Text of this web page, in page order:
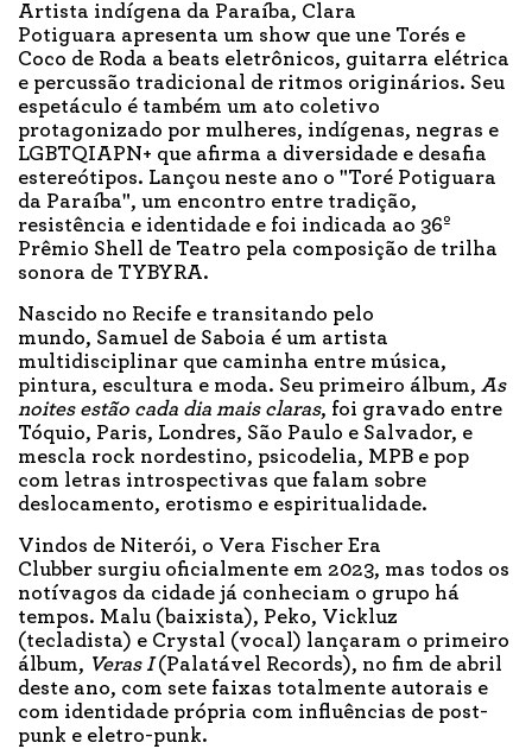
Artista indígena da Paraíba, Clara
Potiguara apresenta um show que une Torés e
Coco de Roda a beats eletrônicos, guitarra elétrica
e percussão tradicional de ritmos originários. Seu
espetáculo é também um ato coletivo
protagonizado por mulheres, indígenas, negras e
LGBTQIAPN+ que afirma a diversidade e desafia
estereótipos. Lançou neste ano o "Toré Potiguara
da Paraíba", um encontro entre tradição,
resistência e identidade e foi indicada ao 36º
Prêmio Shell de Teatro pela composição de trilha
sonora de TYBYRA.
Nascido no Recife e transitando pelo
mundo, Samuel de Saboia é um artista
multidisciplinar que caminha entre música,
pintura, escultura e moda. Seu primeiro álbum, As
noites estão cada dia mais claras, foi gravado entre
Tóquio, Paris, Londres, São Paulo e Salvador, e
mescla rock nordestino, psicodelia, MPB e pop
com letras introspectivas que falam sobre
deslocamento, erotismo e espiritualidade.
Vindos de Niterói, o Vera Fischer Era
Clubber surgiu oficialmente em 2023, mas todos os
notívagos da cidade já conheciam o grupo há
tempos. Malu (baixista), Peko, Vickluz
(tecladista) e Crystal (vocal) lançaram o primeiro
álbum, Veras I(Palatável Records), no fim de abril
deste ano, com sete faixas totalmente autorais e
com identidade própria com influências de post-
punk e eletro-punk.